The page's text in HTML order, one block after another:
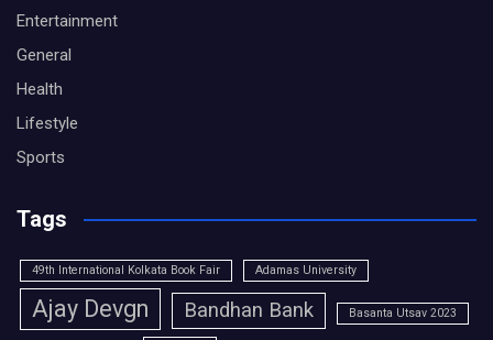
Entertainment
General
Health
Lifestyle
Sports
Tags
49th International Kolkata Book Fair Adamas University
Ajay Devgn Bandhan Bank Basanta Utsav 2023